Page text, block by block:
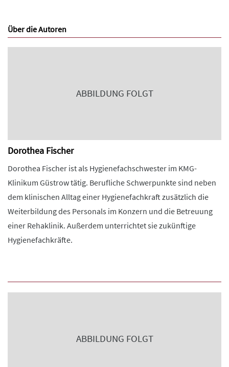
Über die Autoren
ABBILDUNG FOLGT
Dorothea Fischer
Dorothea Fischer ist als Hygienefachschwester im KMG-
Klinikum Güstrow tätig. Berufliche Schwerpunkte sind neben
dem klinischen Alltag einer Hygienefachkraft zusätzlich die
Weiterbildung des Personals im Konzern und die Betreuung
einer Rehaklinik. Außerdem unterrichtet sie zukünftige
Hygienefachkräfte.
ABBILDUNG FOLGT